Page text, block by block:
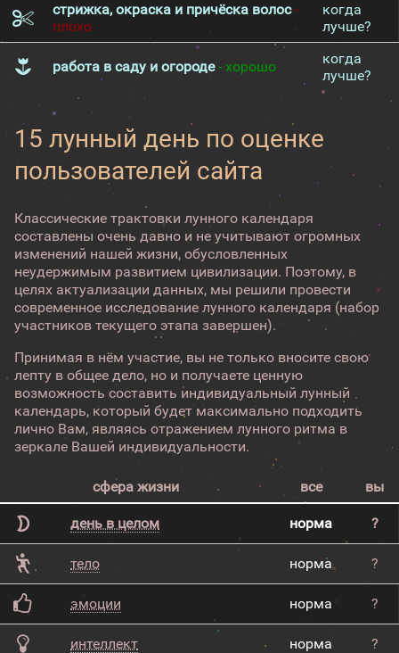
стрижка, окраска и причёска волос-
плохо
когда
лучше?
работа в саду и огороде- хорошо
когда
лучше?
15 лунный день по оценке
пользователей сайта
Классические трактовки лунного календаря
составлены очень давно и не учитывают огромных
изменений нашей жизни, обусловленных
неудержимым развитием цивилизации. Поэтому, в
целях актуализации данных, мы решили провести
современное исследование лунного календаря (набор
участников текущего этапа завершен).
Принимая в нём участие, вы не только вносите свою
лепту в общее дело, но и получаете ценную
возможность составить индивидуальный лунный
календарь, который будет максимально подходить
лично Вам, являясь отражением лунного ритма в
зеркале Вашей индивидуальности.
сфера жизни все вы
день в целом норма ?
тело норма ?
эмоции норма ?
интеллект норма ?